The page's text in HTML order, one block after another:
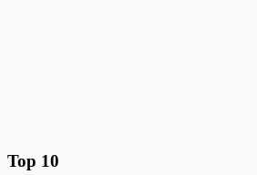
Top 10